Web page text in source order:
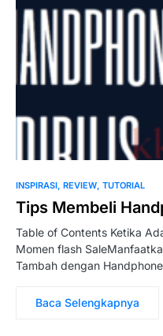
INSPIRASI REVIEW TUTORIAL
Tips Membeli
Table of Contents Ketika
Momen flash
Tambah dengan
Baca Selengkapnya